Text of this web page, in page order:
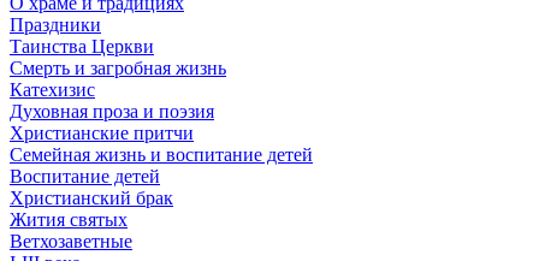
Праздники
Таинства Церкви
Смерть и загробная жизнь
Катехизис
Духовная проза и поэзия
Христианские притчи
Семейная жизнь и воспитание детей
Воспитание детей
Христианский брак
Жития святых
Ветхозаветные